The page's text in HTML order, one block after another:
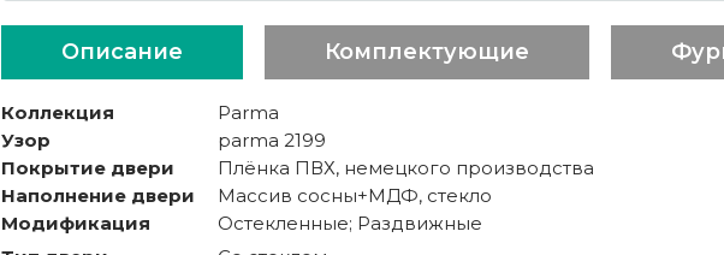
Описание Комплектующие
Коллекция
Parma
Узор
parma 2199
Покрытие двери
Плёнка ПВХ, немецкого производства
Наполнение двери
Массив сосны+МДФ, стекло
Модификация
Остекленные; Раздвижные